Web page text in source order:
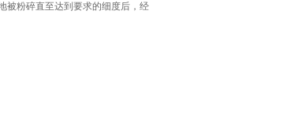
被粉碎直至达到要求的细度后，经